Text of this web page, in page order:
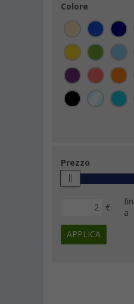
Stanley 1913
black+blum
Bo-Camp (1)
Klean
Origin
Primus (1)
Typhoon (1)
Colore
Prezzo
€
a
APPLICA